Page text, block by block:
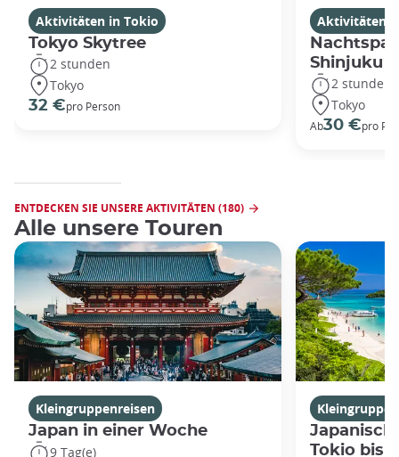
Aktivitäten in Tokio
Tokyo Skytree
2 stunden
Tokyo
32 €pro Person
Aktivitäten
Shinjuku
2 stunden
Tokyo
Ab30 €pro
ENTDECKEN SIE UNSERE AKTIVITÄTEN (180)
Alle unsere Touren
Kleingruppenreisen
Japan in einer Woche
9 Tag(e)
Tokio bis